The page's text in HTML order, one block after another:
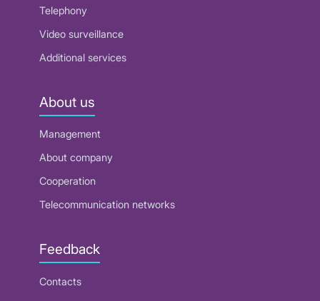
Telephony
Video surveillance
Additional services
About us
Management
About company
Cooperation
Telecommunication networks
Feedback
Contacts